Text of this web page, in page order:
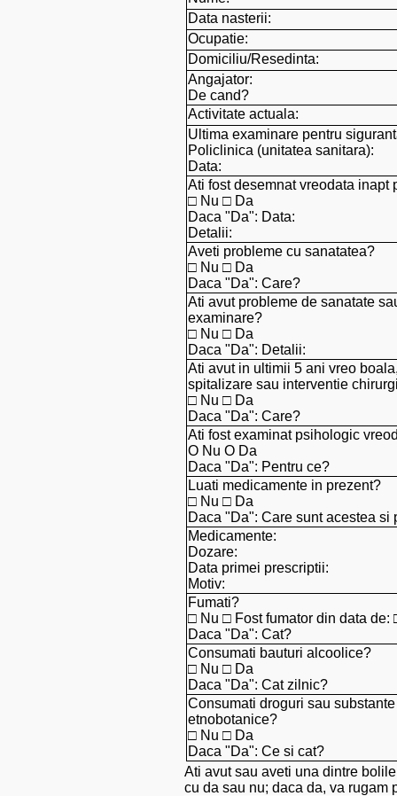
Data nasterii:
Ocupatie:
Domiciliu/Resedinta:
Angajator:
De cand?
Activitate actuala:
Ultima examinare pentru
Policlinica (unitatea sanitara):
Data:
Ati fost desemnat vreodata inapt
□ Nu □ Da
Daca "Da": Data:
Detalii:
Aveti probleme cu sanatatea?
□ Nu □ Da
Daca "Da": Care?
Ati avut probleme de sanatate
examinare?
□ Nu □ Da
Daca "Da": Detalii:
Ati avut in ultimii 5 ani vreo
spitalizare sau interventie
□ Nu □ Da
Daca "Da": Care?
Ati fost examinat psihologic
O Nu O Da
Daca "Da": Pentru ce?
Luati medicamente in prezent?
□ Nu □ Da
Daca "Da": Care sunt acestea si
Medicamente:
Dozare:
Data primei prescriptii:
Motiv:
Fumati?
□ Nu □ Fost fumator din data de:
Daca "Da": Cat?
Consumati bauturi alcoolice?
□ Nu □ Da
Daca "Da": Cat zilnic?
Consumati droguri sau substante
etnobotanice?
□ Nu □ Da
Daca "Da": Ce si cat?
Ati avut sau aveti una dintre
cu da sau nu; daca da, va rugam